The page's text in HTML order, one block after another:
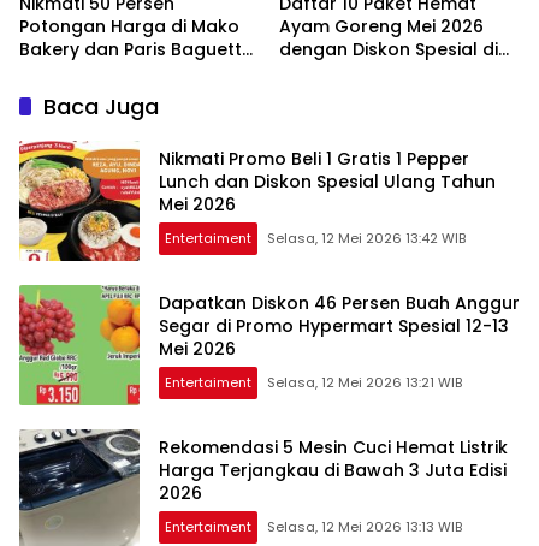
Potongan Harga di Mako
Bakery dan Paris Baguette
Ayam Goreng Mei 2026
dengan Diskon Spesial di
Baca Juga
Nikmati Promo Beli 1 Gratis 1 Pepper
Lunch dan Diskon Spesial Ulang Tahun
Mei 2026
Entertaiment Selasa, 12 Mei 2026 13:42 WIB
Dapatkan Diskon 46 Persen Buah Anggur
Segar di Promo Hypermart Spesial 12-13
Mei 2026
Entertaiment Selasa, 12 Mei 2026 13:21 WIB
Rekomendasi 5 Mesin Cuci Hemat Listrik
Harga Terjangkau di Bawah 3 Juta Edisi
2026
Entertaiment Selasa, 12 Mei 2026 13:13 WIB